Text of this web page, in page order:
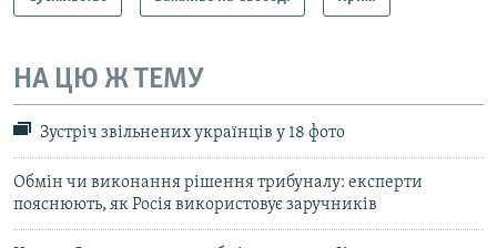
НА ЦЮ Ж ТЕМУ
Зустріч звільнених українців у 18 фото
Обмін чи виконання рішення трибуналу: експерти
пояснюють, як Росія використовує заручників